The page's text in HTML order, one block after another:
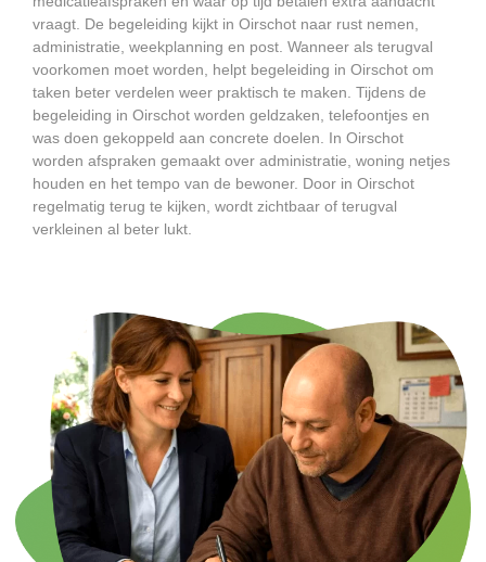
vraagt. De begeleiding kijkt in Oirschot naar rust nemen,
administratie, weekplanning en post. Wanneer als terugval
voorkomen moet worden, helpt begeleiding in Oirschot om
taken beter verdelen weer praktisch te maken. Tijdens de
begeleiding in Oirschot worden geldzaken, telefoontjes en
was doen gekoppeld aan concrete doelen. In Oirschot
worden afspraken gemaakt over administratie, woning netjes
houden en het tempo van de bewoner. Door in Oirschot
regelmatig terug te kijken, wordt zichtbaar of terugval
verkleinen al beter lukt.